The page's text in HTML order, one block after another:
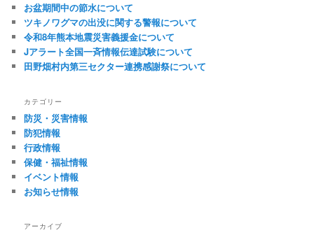
ー
シ
ョ
ン
お盆期間中の節水について
ツキノワグマの出没に関する警報について
令和8年熊本地震災害義援金について
Jアラート全国一斉情報伝達試験について
田野畑村内第三セクター連携感謝祭について
カテゴリー
防災・災害情報
防犯情報
行政情報
保健・福祉情報
イベント情報
お知らせ情報
アーカイブ